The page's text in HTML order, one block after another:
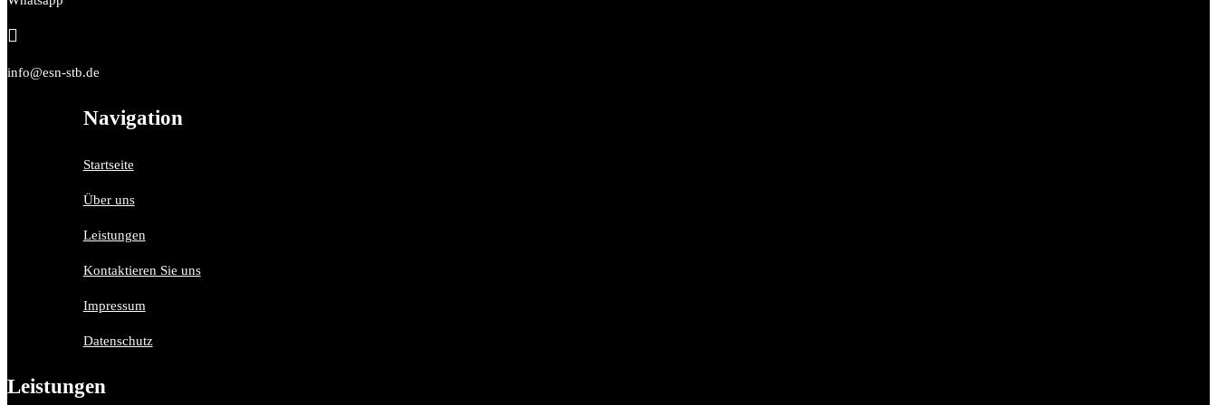

info@esn-stb.de
Navigation
Startseite
Über uns
Leistungen
Kontaktieren Sie uns
Impressum
Datenschutz
Leistungen